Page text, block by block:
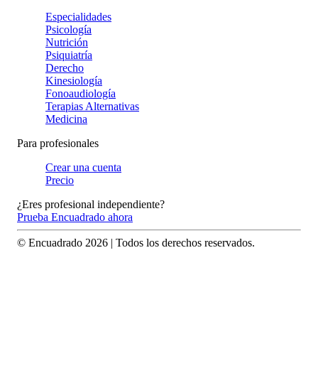
Especialidades
Psicología
Nutrición
Psiquiatría
Derecho
Kinesiología
Fonoaudiología
Terapias Alternativas
Medicina
Para profesionales
Crear una cuenta
Precio
¿Eres profesional independiente?
Prueba Encuadrado ahora
© Encuadrado 2026 | Todos los derechos reservados.